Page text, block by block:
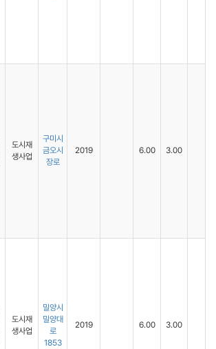
도시재
생사업
구미시
금오시
장로
2019 6.00 3.00
도시재
생사업
밀양시
밀양대
로
1853
2019 6.00 3.00